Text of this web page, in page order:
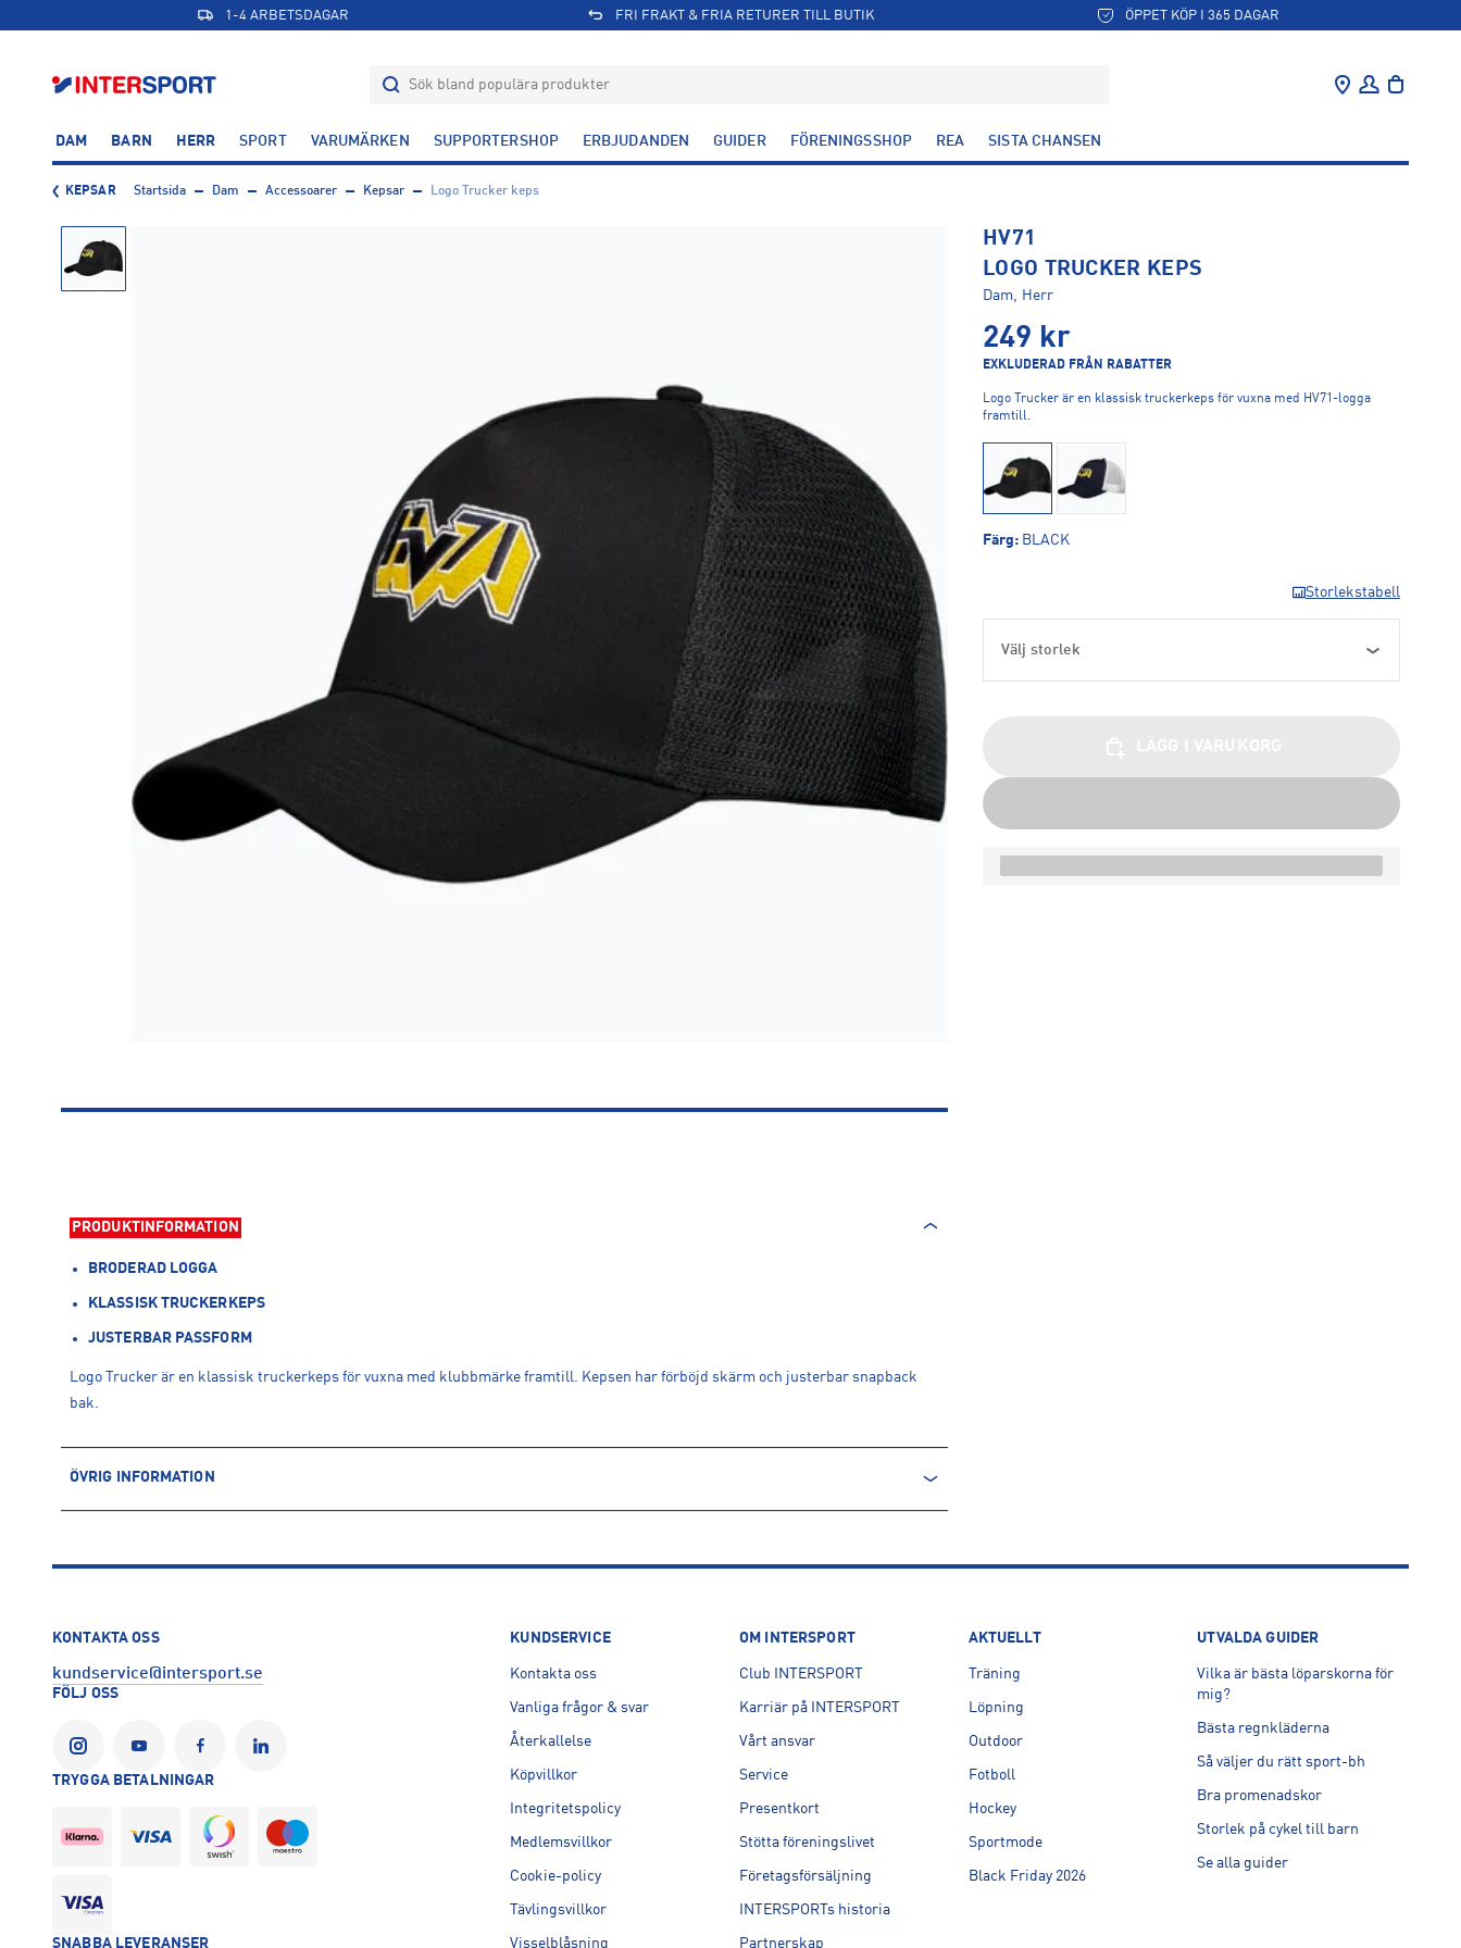
1-4 ARBETSDAGAR FRI FRAKT & FRIA RETURER TILL BUTIK ÖPPET KÖP I 365 DAGAR
DAM BARN HERR SPORT VARUMÄRKEN SUPPORTERSHOP ERBJUDANDEN GUIDER FÖRENINGSSHOP REA SISTA CHANSEN
KEPSAR Startsida Dam Accessoarer Kepsar Logo Trucker keps
HV71
LOGO TRUCKER KEPS
Dam, Herr
249 kr
EXKLUDERAD FRÅN RABATTER
Logo Trucker är en klassisk truckerkeps för vuxna med HV71-logga
framtill.
Färg: BLACK
Storlekstabell
Välj storlek
PRODUKTINFORMATION
BRODERAD LOGGA
KLASSISK TRUCKERKEPS
JUSTERBAR PASSFORM
Logo Trucker är en klassisk truckerkeps för vuxna med klubbmärke framtill. Kepsen har förböjd skärm och justerbar snapback
bak.
ÖVRIG INFORMATION
Leverantörens produktnummer: C19671
Tillverkaradress: Evedalsgatan 5, 504 35, Borås, SE
KONTAKTA OSS
kundservice@intersport.se
FÖLJ OSS
TRYGGA BETALNINGAR
SNABBA LEVERANSER
KUNDSERVICE
Kontakta oss
Vanliga frågor & svar
Återkallelse
Köpvillkor
Integritetspolicy
Medlemsvillkor
Cookie-policy
Tävlingsvillkor
Visselblåsning
OM INTERSPORT
Club INTERSPORT
Karriär på INTERSPORT
Vårt ansvar
Service
Presentkort
Stötta föreningslivet
Företagsförsäljning
INTERSPORTs historia
Partnerskap
AKTUELLT
Träning
Löpning
Outdoor
Fotboll
Hockey
Sportmode
Black Friday 2026
UTVALDA GUIDER
Vilka är bästa löparskorna för
mig?
Bästa regnkläderna
Så väljer du rätt sport-bh
Bra promenadskor
Storlek på cykel till barn
Se alla guider